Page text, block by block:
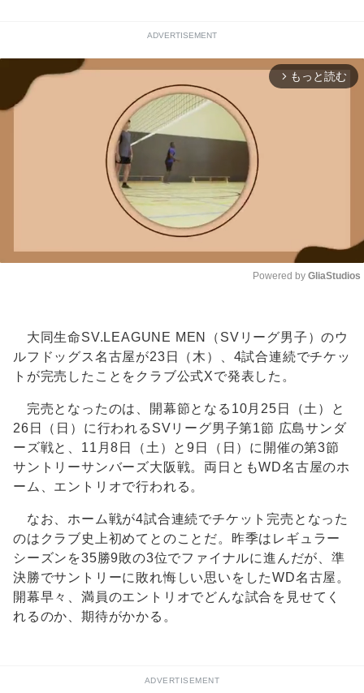
ADVERTISEMENT
arrow_forward_ios もっと読む
Powered by GliaStudios
大同生命SV.LEAGUNE MEN（SVリーグ男子）のウ
ルフドッグス名古屋が23日（木）、4試合連続でチケッ
トが完売したことをクラブ公式Xで発表した。
完売となったのは、開幕節となる10月25日（土）と
26日（日）に行われるSVリーグ男子第1節 広島サンダ
ーズ戦と、11月8日（土）と9日（日）に開催の第3節
サントリーサンバーズ大阪戦。両日ともWD名古屋のホ
ーム、エントリオで行われる。
なお、ホーム戦が4試合連続でチケット完売となった
のはクラブ史上初めてとのことだ。昨季はレギュラー
シーズンを35勝9敗の3位でファイナルに進んだが、準
決勝でサントリーに敗れ悔しい思いをしたWD名古屋。
開幕早々、満員のエントリオでどんな試合を見せてく
れるのか、期待がかかる。
ADVERTISEMENT